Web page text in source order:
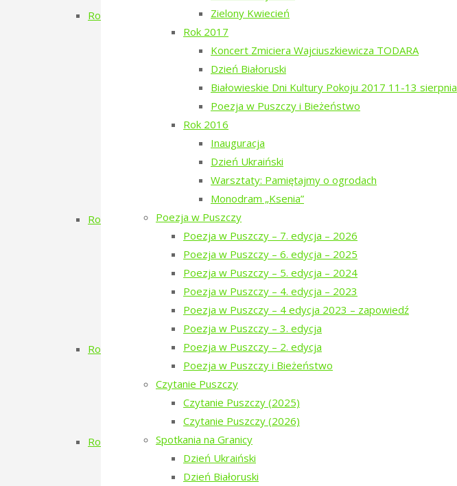
Zielony Kwiecień
Rok 2017
Koncert Zmiciera Wajciuszkiewicza TODARA
Dzień Białoruski
Białowieskie Dni Kultury Pokoju 2017 11-13 sierpnia
Poezja w Puszczy i Bieżeństwo
Rok 2016
Inauguracja
Dzień Ukraiński
Warsztaty: Pamiętajmy o ogrodach
Monodram „Ksenia”
Poezja w Puszczy
Poezja w Puszczy – 7. edycja – 2026
Poezja w Puszczy – 6. edycja – 2025
Poezja w Puszczy – 5. edycja – 2024
Poezja w Puszczy – 4. edycja – 2023
Poezja w Puszczy – 4 edycja 2023 – zapowiedź
Poezja w Puszczy – 3. edycja
Poezja w Puszczy – 2. edycja
Poezja w Puszczy i Bieżeństwo
Czytanie Puszczy
Czytanie Puszczy (2025)
Czytanie Puszczy (2026)
Spotkania na Granicy
Dzień Ukraiński
Dzień Białoruski
Rok 2019
Filmowe Podlasie oraz koncert Postmana
Narewka czyta Olgę Tokarczuk
Poezja w Puszczy – 3. edycja
RÓBMY SWOJE – Pasieki
Dzień Tatarski
Dzień Tatarski – spotkanie z Igorem Isajewem
Dzien Tatarski – spotkanie z Krzysztofem Mucharskim
18-19 maja „Chór przyjechał”
Zielony Kwiecień 2019
Rok 2018
Dzień Gruziński
Zielony Listopad 2018
Poezja w Puszczy – 2. edycja
Porządkowanie kirkutu
Dzień Szwajcarski
Zielony Kwiecień
Rok 2017
Koncert Zmiciera Wajciuszkiewicza TODARA
Dzień Białoruski
Białowieskie Dni Kultury Pokoju 2017 11-13 sierpnia
Poezja w Puszczy i Bieżeństwo
Rok 2016
Dzień Ukraiński